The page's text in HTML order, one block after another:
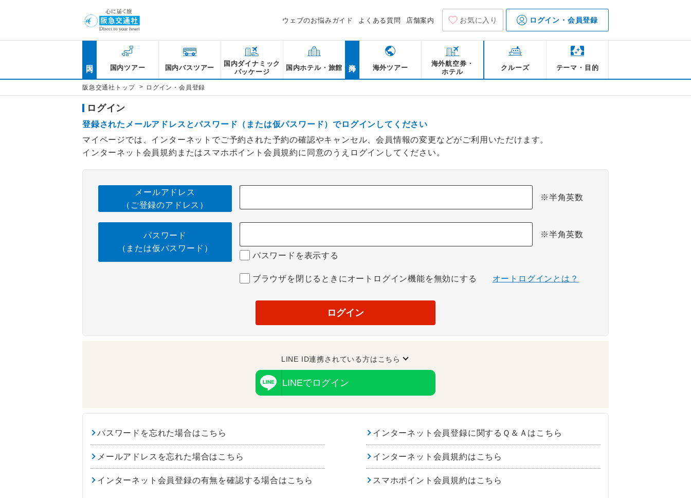
ウェブのお悩みガイド よくある質問 店舗案内 お気に入り ログイン・会員登録
国内ツアー 国内バスツアー
国内ダイナミック
パッケージ
国内ホテル・旅館 海外ツアー
海外航空券・
ホテル
クルーズ テーマ・目的
阪急交通社トップ > ログイン・会員登録
ログイン
登録されたメールアドレスとパスワード（または仮パスワード）でログインしてください
マイページでは、インターネットでご予約された予約の確認やキャンセル、会員情報の変更などがご利用いただけます。
インターネット会員規約またはスマホポイント会員規約に同意のうえログインしてください。
メールアドレス
（ご登録のアドレス）
※半角英数
パスワード
（または仮パスワード）
※半角英数
パスワードを表示する
ブラウザを閉じるときにオートログイン機能を無効にする オートログインとは？
ログイン
LINE ID連携されている方はこちら
LINEでログイン
パスワードを忘れた場合はこちら インターネット会員登録に関するＱ＆Ａはこちら
メールアドレスを忘れた場合はこちら インターネット会員規約はこちら
インターネット会員登録の有無を確認する場合はこちら スマホポイント会員規約はこちら